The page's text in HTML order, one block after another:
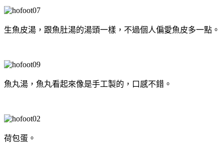
生魚皮湯，跟魚肚湯的湯頭一樣，不過個人偏愛魚皮多一點。
魚丸湯，魚丸看起來像是手工製的，口感不錯。
荷包蛋。